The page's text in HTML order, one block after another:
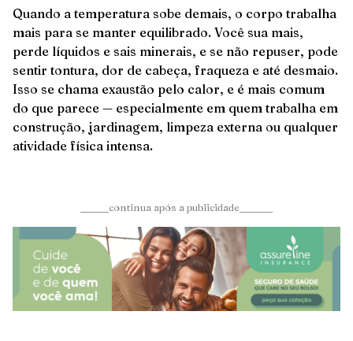
Quando a temperatura sobe demais, o corpo trabalha
mais para se manter equilibrado. Você sua mais,
perde líquidos e sais minerais, e se não repuser, pode
sentir tontura, dor de cabeça, fraqueza e até desmaio.
Isso se chama exaustão pelo calor, e é mais comum
do que parece — especialmente em quem trabalha em
construção, jardinagem, limpeza externa ou qualquer
atividade física intensa.
______continua após a publicidade_______